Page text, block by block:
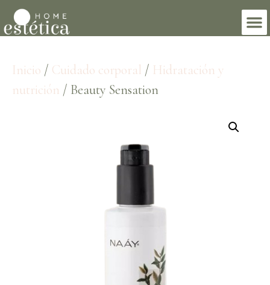
Inicio / Cuidado corporal / Hidratación y
nutrición / Beauty Sensation